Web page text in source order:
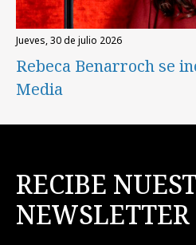
jueves, 30 de julio 2026
Rebeca Benarroch se
Media
RECIBE
NEWSLETTER